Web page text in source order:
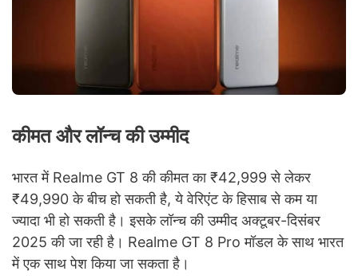
कीमत और लॉन्च की उम्मीद
भारत में Realme GT 8 की कीमत का ₹42,999 से लेकर
₹49,990 के बीच हो सकती है, ये वेरिएंट के हिसाब से कम या
ज्यादा भी हो सकती है। इसके लॉन्च की उम्मीद अक्टूबर-दिसंबर
2025 की जा रही है। Realme GT 8 Pro मॉडल के साथ भारत
में एक साथ पेश किया जा सकता है।